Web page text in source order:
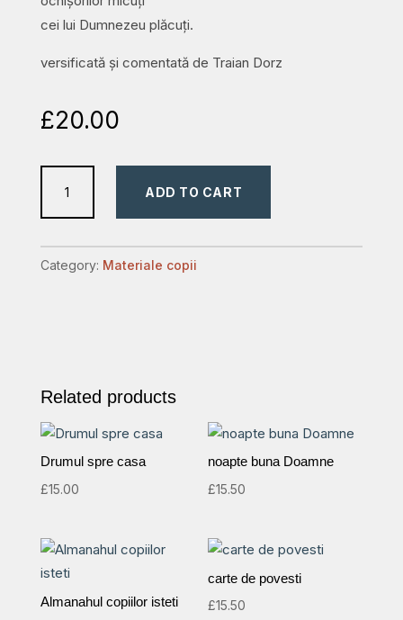
cei lui Dumnezeu plăcuți.
versificată și comentată de Traian Dorz
£20.00
versificată
ADD TO CART
Category: Materiale copii
Related products
Drumul spre casa
£15.00
noapte buna Doamne
£15.50
Almanahul copiilor isteti
carte de povesti
£15.50